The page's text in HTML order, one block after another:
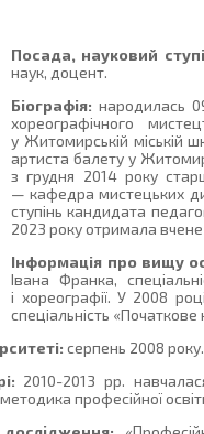
Посада, науковий
наук, доцент.
Біографія: народилась
хореографічного
у Житомирській міській
артиста балету у
з грудня 2014 року
— кафедра мистецьких
ступінь кандидата
2023 року отримала
Інформація про вищу
Івана Франка,
і хореографії. У 2008
спеціальність «Початкове
серпень 2008 року.
2010-2013 рр.
професійної